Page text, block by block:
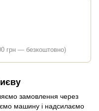
грн — безкоштовно)
замовлення через
машину і надсилаємо